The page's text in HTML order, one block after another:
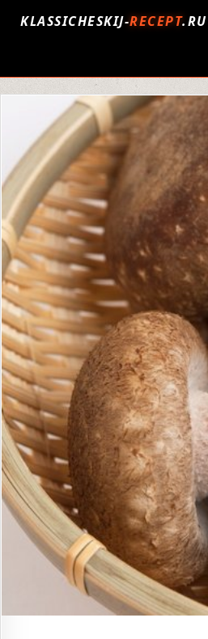
KLASSICHESKIJ-RECEPT.RU